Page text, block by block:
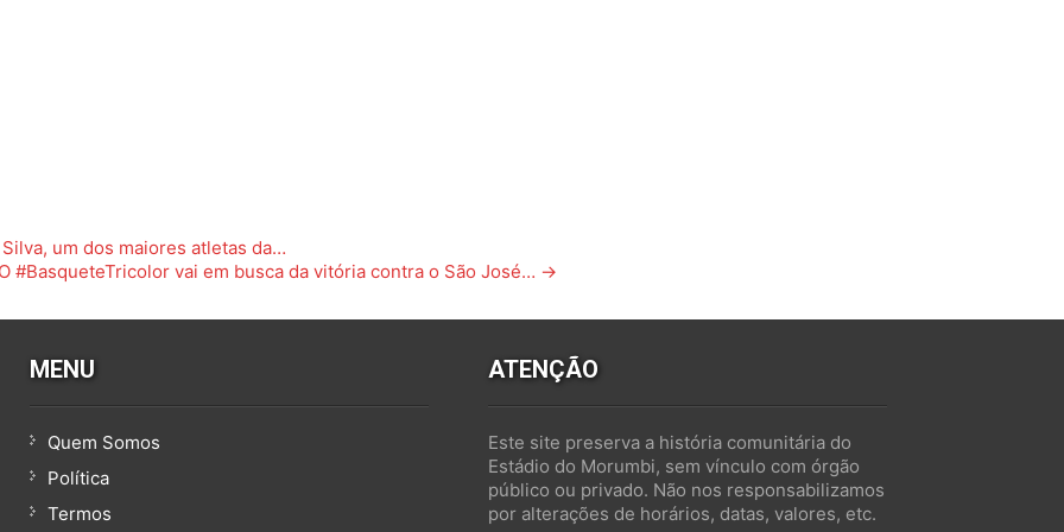
um dos maiores atletas da…
#BasqueteTricolor vai em busca da vitória contra o São José… →
MENU
Quem Somos
Política
Termos
ATENÇÃO
Este site preserva a história comunitária do
Estádio do Morumbi, sem vínculo com órgão
público ou privado. Não nos responsabilizamos
por alterações de horários, datas, valores, etc.